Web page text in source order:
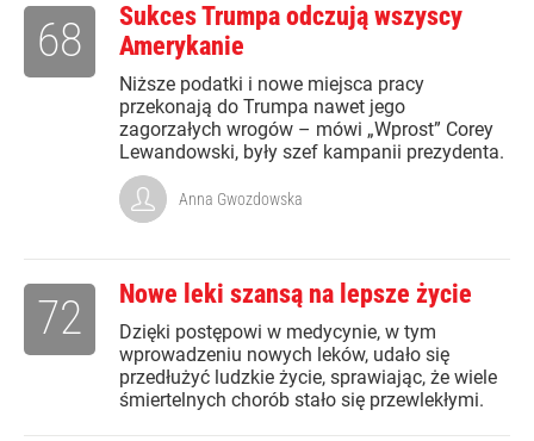
Sukces Trumpa odczują wszyscy
Amerykanie
Niższe podatki i nowe miejsca pracy
przekonają do Trumpa nawet jego
zagorzałych wrogów – mówi „Wprost” Corey
Lewandowski, były szef kampanii prezydenta.
68
Anna Gwozdowska
Nowe leki szansą na lepsze życie
Dzięki postępowi w medycynie, w tym
wprowadzeniu nowych leków, udało się
przedłużyć ludzkie życie, sprawiając, że wiele
śmiertelnych chorób stało się przewlekłymi.
72